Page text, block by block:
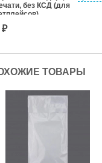
без КСД (для
5
₽
ТОВАРЫ